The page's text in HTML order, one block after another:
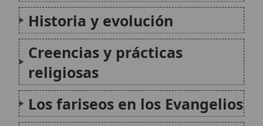
Perspectiva de la Iglesia
Católica
Legado y lecciones
espirituales
Citas y referencias